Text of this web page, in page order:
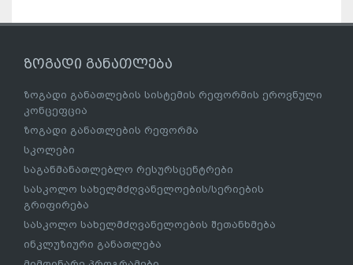
ზოგადი განათლება
ზოგადი განათლების სისტემის რეფორმის ეროვნული
კონცეფცია
ზოგადი განათლების რეფორმა
სკოლები
საგანმანათლებლო რესურსცენტრები
სასკოლო სახელმძღვანელოების/სერიების
გრიფირება
სასკოლო სახელმძღვანელოების შეთანხმება
ინკლუზიური განათლება